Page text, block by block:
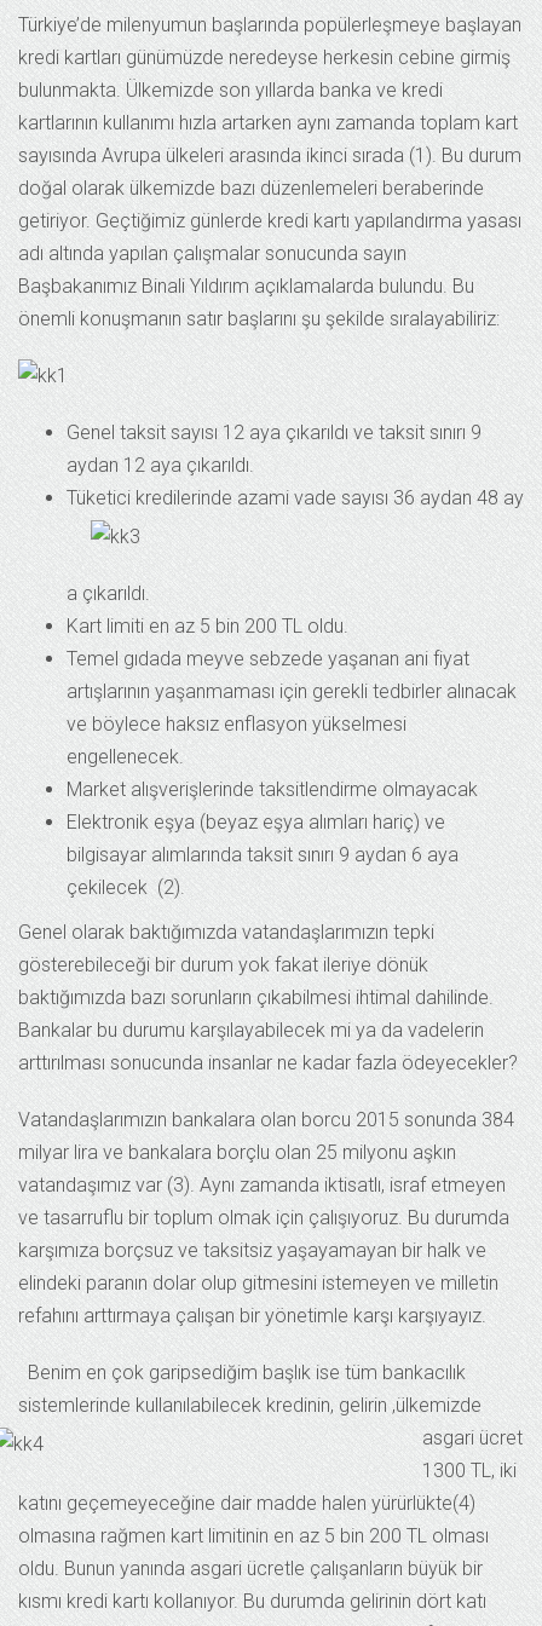
Türkiye’de milenyumun başlarında popülerleşmeye başlayan
kredi kartları günümüzde neredeyse herkesin cebine girmiş
bulunmakta. Ülkemizde son yıllarda banka ve kredi
kartlarının kullanımı hızla artarken aynı zamanda toplam kart
sayısında Avrupa ülkeleri arasında ikinci sırada (1). Bu durum
doğal olarak ülkemizde bazı düzenlemeleri beraberinde
getiriyor. Geçtiğimiz günlerde kredi kartı yapılandırma yasası
adı altında yapılan çalışmalar sonucunda sayın
Başbakanımız Binali Yıldırım açıklamalarda bulundu. Bu
önemli konuşmanın satır başlarını şu şekilde sıralayabiliriz:
Genel taksit sayısı 12 aya çıkarıldı ve taksit sınırı 9
aydan 12 aya çıkarıldı.
Tüketici kredilerinde azami vade sayısı 36 aydan 48 ay
a çıkarıldı.
Kart limiti en az 5 bin 200 TL oldu.
Temel gıdada meyve sebzede yaşanan ani fiyat
artışlarının yaşanmaması için gerekli tedbirler alınacak
ve böylece haksız enflasyon yükselmesi
engellenecek.
Market alışverişlerinde taksitlendirme olmayacak
Elektronik eşya (beyaz eşya alımları hariç) ve
bilgisayar alımlarında taksit sınırı 9 aydan 6 aya
çekilecek (2).
Genel olarak baktığımızda vatandaşlarımızın tepki
gösterebileceği bir durum yok fakat ileriye dönük
baktığımızda bazı sorunların çıkabilmesi ihtimal dahilinde.
Bankalar bu durumu karşılayabilecek mi ya da vadelerin
arttırılması sonucunda insanlar ne kadar fazla ödeyecekler?
Vatandaşlarımızın bankalara olan borcu 2015 sonunda 384
milyar lira ve bankalara borçlu olan 25 milyonu aşkın
vatandaşımız var (3). Aynı zamanda iktisatlı, israf etmeyen
ve tasarruflu bir toplum olmak için çalışıyoruz. Bu durumda
karşımıza borçsuz ve taksitsiz yaşayamayan bir halk ve
elindeki paranın dolar olup gitmesini istemeyen ve milletin
refahını arttırmaya çalışan bir yönetimle karşı karşıyayız.
Benim en çok garipsediğim başlık ise tüm bankacılık
sistemlerinde kullanılabilecek kredinin, gelirin ,ülkemizde
asgari ücret
1300 TL, iki
katını geçemeyeceğine dair madde halen yürürlükte(4)
olmasına rağmen kart limitinin en az 5 bin 200 TL olması
oldu. Bunun yanında asgari ücretle çalışanların büyük bir
kısmı kredi kartı kollanıyor. Bu durumda gelirinin dört katı